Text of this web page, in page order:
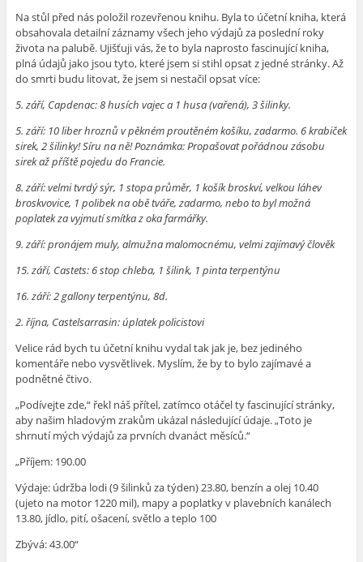
Na stůl před nás položil rozevřenou knihu. Byla to účetní kniha, která
obsahovala detailní záznamy všech jeho výdajů za poslední roky
života na palubě. Ujišťuji vás, že to byla naprosto fascinující kniha,
plná údajů jako jsou tyto, které jsem si stihl opsat z jedné stránky. Až
do smrti budu litovat, že jsem si nestačil opsat více:
5. září, Capdenac: 8 husích vajec a 1 husa (vařená), 3 šilinky.
5. září: 10 liber hroznů v pěkném proutěném košíku, zadarmo. 6 krabiček
sirek, 2 šilinky! Síru na ně! Poznámka: Propašovat pořádnou zásobu
sirek až příště pojedu do Francie.
8. září: velmi tvrdý sýr, 1 stopa průměr, 1 košík broskví, velkou láhev
broskvovice, 1 polibek na obě tváře, zadarmo, nebo to byl možná
poplatek za vyjmutí smítka z oka farmářky.
9. září: pronájem muly, almužna malomocnému, velmi zajímavý člověk
15. září, Castets: 6 stop chleba, 1 šilink, 1 pinta terpentýnu
16. září: 2 gallony terpentýnu, 8d.
2. října, Castelsarrasin: úplatek policistovi
Velice rád bych tu účetní knihu vydal tak jak je, bez jediného
komentáře nebo vysvětlivek. Myslím, že by to bylo zajímavé a
podnětné čtivo.
„Podívejte zde,“ řekl náš přítel, zatímco otáčel ty fascinující stránky,
aby našim hladovým zrakům ukázal následující údaje. „Toto je
shrnutí mých výdajů za prvních dvanáct měsíců.“
„Příjem: 190.00
Výdaje: údržba lodi (9 šilinků za týden) 23.80, benzín a olej 10.40
(ujeto na motor 1220 mil), mapy a poplatky v plavebních kanálech
13.80, jídlo, pití, ošacení, světlo a teplo 100
Zbývá: 43.00“